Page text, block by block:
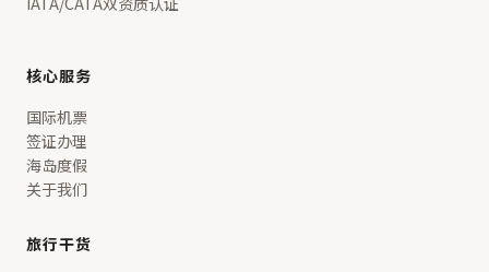
核心服务
国际机票
签证办理
海岛度假
关于我们
旅行干货